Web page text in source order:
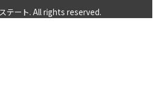
テート. All rights reserved.